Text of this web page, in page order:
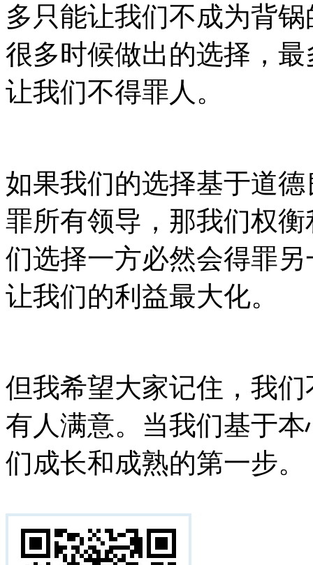
多只能让我们不成为背
很多时候做出的选择，
让我们不得罪人。
如果我们的选择基于道
罪所有领导，那我们权
们选择一方必然会得罪
让我们的利益最大化。
但我希望大家记住，我
有人满意。当我们基于
们成长和成熟的第一步。